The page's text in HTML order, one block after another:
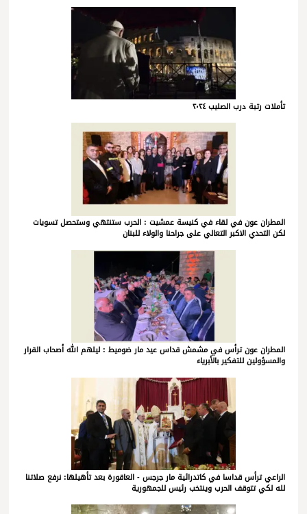
تأملات رتبة درب الصليب ٢٠٢٤
المطران عون في لقاء في كنيسة عمشيت : الحرب ستنتهي وستحصل تسويات
لكن التحدي الاكبر التعالي على جراحنا والولاء للبنان
المطران عون ترأس في مشمش قداس عيد مار ضوميط : ليلهم الله أصحاب القرار
والمسؤولين للتفكير بالأبرياء
الراعي ترأس قداسا في كاتدرائية مار جرجس - العاقورة بعد تأهيلها: نرفع صلاتنا
لله لكي تتوقف الحرب وينتخب رئيس للجمهورية